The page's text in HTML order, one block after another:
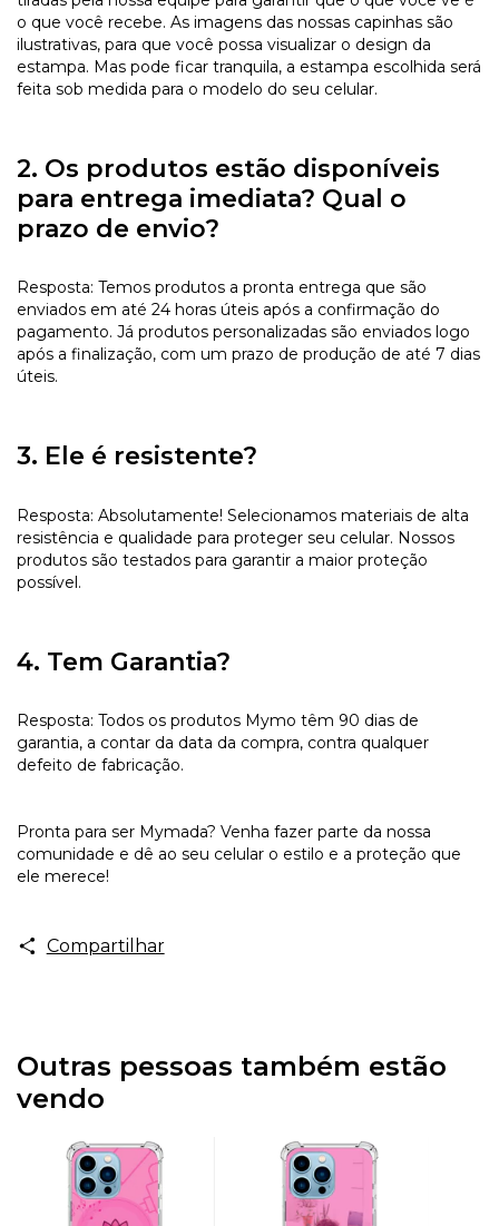
o que você recebe. As imagens das nossas capinhas são
ilustrativas, para que você possa visualizar o design da
estampa. Mas pode ficar tranquila, a estampa escolhida será
feita sob medida para o modelo do seu celular.
2. Os produtos estão disponíveis
para entrega imediata? Qual o
prazo de envio?
Resposta: Temos produtos a pronta entrega que são
enviados em até 24 horas úteis após a confirmação do
pagamento. Já produtos personalizadas são enviados logo
após a finalização, com um prazo de produção de até 7 dias
úteis.
3. Ele é resistente?
Resposta: Absolutamente! Selecionamos materiais de alta
resistência e qualidade para proteger seu celular. Nossos
produtos são testados para garantir a maior proteção
possível.
4. Tem Garantia?
Resposta: Todos os produtos Mymo têm 90 dias de
garantia, a contar da data da compra, contra qualquer
defeito de fabricação.
Pronta para ser Mymada? Venha fazer parte da nossa
comunidade e dê ao seu celular o estilo e a proteção que
ele merece!
Compartilhar
Outras pessoas também estão
vendo